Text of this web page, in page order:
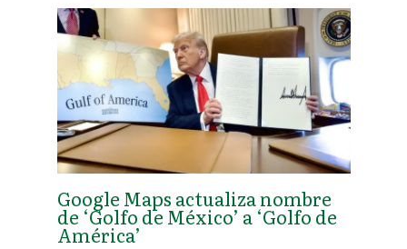
Google Maps actualiza nombre
de ‘Golfo de México’ a ‘Golfo de
América’